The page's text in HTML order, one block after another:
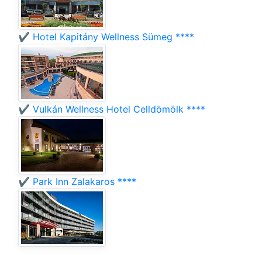
✔️ Hotel Kapitány Wellness Sümeg ****
✔️ Vulkán Wellness Hotel Celldömölk ****
✔️ Park Inn Zalakaros ****